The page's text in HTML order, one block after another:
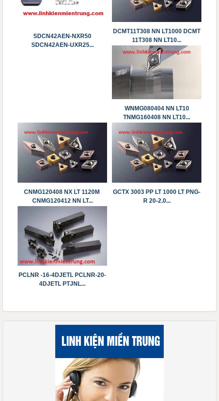
SDCN42AEN-NXR50
SDCN42AEN-UXR25...
DCMT11T308 NN LT1000 DCMT
11T308 NN LT10...
WNMG080404 NN LT10
TNMG160408 NN LT10...
CNMG120408 NX LT 1120M
CNMG120412 NN LT...
GCTX 3003 PP LT 1000 LT PNG-
R 20-2.0...
PCLNR -16-4DJETL PCLNR-20-
4DJETL PTJNL...